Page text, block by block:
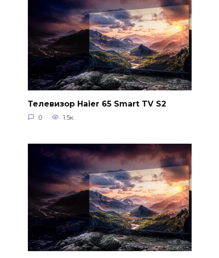
Телевизор Haier 65 Smart TV S2
0 1.5к.